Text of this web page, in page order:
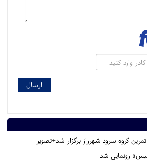
گروه سرود شهرراز برگزار شد+تصویر
رونمایی شد